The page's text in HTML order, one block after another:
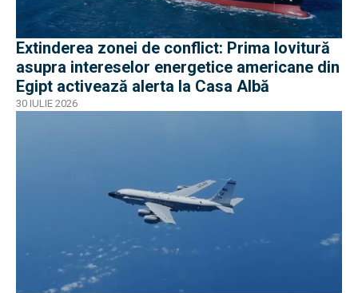
Extinderea zonei de conflict: Prima lovitură
asupra intereselor energetice americane din
Egipt activează alerta la Casa Albă
30 IULIE 2026